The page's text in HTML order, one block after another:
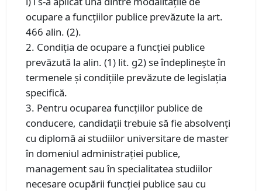
ocupare a funcţiilor publice prevăzute la art.
466 alin. (2).
2. Condiţia de ocupare a funcţiei publice
prevăzută la alin. (1) lit. g2) se îndeplineşte în
termenele şi condiţiile prevăzute de legislaţia
specifică.
3. Pentru ocuparea funcţiilor publice de
conducere, candidaţii trebuie să fie absolvenţi
cu diplomă ai studiilor universitare de master
în domeniul administraţiei publice,
management sau în specialitatea studiilor
necesare ocupării funcţiei publice sau cu